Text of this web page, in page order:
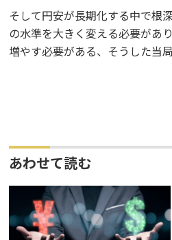
そして円安が長期化する中で根
の水準を大きく変える必要があ
増やす必要がある、そうした当
あわせて読む